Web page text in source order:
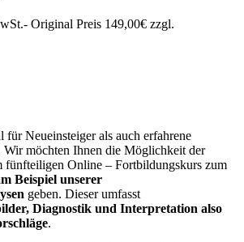
- Original Preis 149,00€ zzgl.
Neueinsteiger als auch erfahrene
Wir möchten Ihnen die Möglichkeit der
fünfteiligen Online – Fortbildungskurs zum
Beispiel unserer
geben. Dieser umfasst
Diagnostik und Interpretation also
.